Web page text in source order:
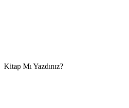
Kitap Mı Yazdınız?